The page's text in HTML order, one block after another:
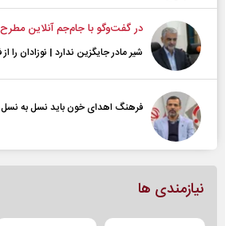
در گفت‌و‌گو با جام‌جم آنلاین
شیر مادر جایگزین ندارد | نوزادان را
فرهنگ اهدای خون باید نسل به
نیازمندی ها